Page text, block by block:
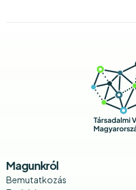
Magunkról
Bemutatkozás